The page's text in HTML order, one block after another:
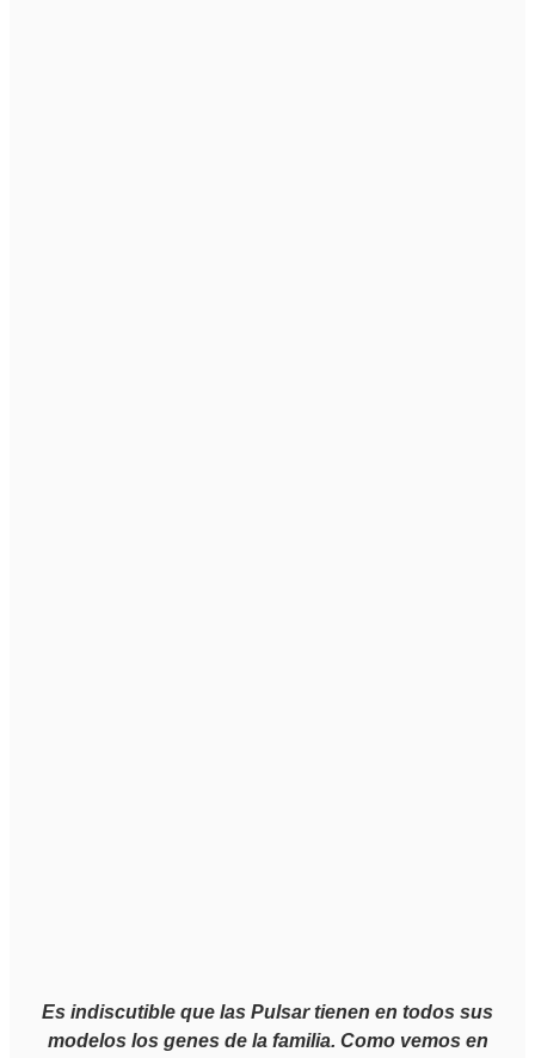
Es indiscutible que las Pulsar tienen en todos sus
modelos los genes de la familia. Como vemos en